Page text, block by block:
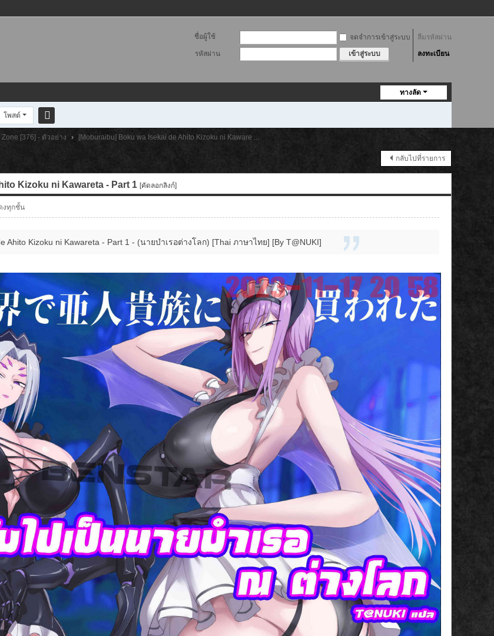
ชื่อผู้ใช้ จดจำการเข้าสู่ระบบ
ลืมรหัสผ่าน
รหัสผ่าน
เข้าสู่ระบบ ลงทะเบียน
ทางลัด
โพสต์
า
Zone [376] - ตัวอย่าง › [Moburaibu] Boku wa Isekai de Ahito Kizoku ni Kaware ...
กลับไปที่รายการ
Kizoku ni Kawareta - Part 1 [คัดลอกลิงก์]
งทุกชั้น
Ahito Kizoku ni Kawareta - Part 1 - (นายบำเรอต่างโลก) [Thai ภาษาไทย] [By T@NUKI]